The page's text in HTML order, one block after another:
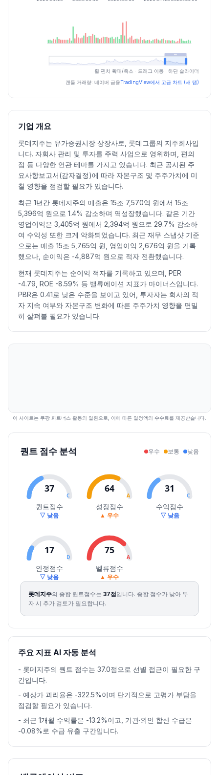
최근 구간 일별 OHLCV (스크린 리더용)
고가 저가 종가 등락률%거래량
2026.07.03
24100243002345023850-1.04169352
2026.07.06
239002450023650241001.05 105024
2026.07.07
24000
2026.07.09
23900240002255022950-4.37231824
2026.07.10
231502405023150234001.96
177062
2026.07.13
23400240502290023050-1.50 134930
2026.07.14
230002350022650230500.00
2026.07.15
23150 23750 2260022700 -1.52 230081
2026.07.16
226502315022550228000.44 151769
2026.07.20
2280022950 2205022250-2.41 147096
2026.07.21
22100225002175022200-0.22148829
2026.07.22
226002300022300223000.45 129024
2026.07.23
224002350022250233504.71
152090
2026.07.24
230002390023000234500.43 124286
2026.07.27
238002400023300234500.00 71991
2026.07.28
23050 234502240022650-3.41 113301
2026.07.29
2275023150 2125021650 -4.42 226709
휠·핀치 확대/축소 · 드래그 이동 · 하단 슬라이더
캔들·거래량: 네이버 금융TradingView에서 고급 차트 (새 탭)
기업 개요
롯데지주는 유가증권시장 상장사로, 롯데그룹의 지주회사입
니다. 자회사 관리 및 투자를 주력 사업으로 영위하며, 편의
점 등 다양한 연관 테마를 가지고 있습니다. 최근 공시된 주
요사항보고서(감자결정)에 따라 자본구조 및 주주가치에 미
칠 영향을 점검할 필요가 있습니다.
최근 1년간 롯데지주의 매출은 15조 7,570억 원에서 15조
5,396억 원으로 1.4% 감소하며 역성장했습니다. 같은 기간
영업이익은 3,405억 원에서 2,394억 원으로 29.7% 감소하
여 수익성 또한 크게 악화되었습니다. 최근 재무 스냅샷 기준
으로는 매출 15조 5,765억 원, 영업이익 2,676억 원을 기록
했으나, 순이익은 -4,887억 원으로 적자 전환했습니다.
현재 롯데지주는 순이익 적자를 기록하고 있으며, PER
-4.79, ROE -8.59% 등 밸류에이션 지표가 마이너스입니다.
PBR은 0.41로 낮은 수준을 보이고 있어, 투자자는 회사의 적
자 지속 여부와 자본구조 변화에 따른 주주가치 영향을 면밀
히 살펴볼 필요가 있습니다.
이 사이트는 쿠팡 파트너스 활동의 일환으로, 이에 따른 일정액의 수수료를 제공받습니다.
퀀트 점수 분석 우수 보통 낮음
37
C
퀀트점수
▽ 낮음
64
A
성장점수
▲ 우수
31
C
수익점수
▽ 낮음
17
D
안정점수
▽ 낮음
75
A
벨류점수
▲ 우수
롯데지주의 종합 퀀트점수는 37점입니다. 종합 점수가 낮아 투
자 시 추가 검토가 필요합니다.
주요 지표 AI 자동 분석
- 롯데지주의 퀀트 점수는 37.0점으로 선별 접근이 필요한 구
간입니다.
- 예상가 괴리율은 -322.5%이며 단기적으로 고평가 부담을
점검할 필요가 있습니다.
- 최근 1개월 수익률은 -13.2%이고, 기관·외인 합산 수급은
-0.08%로 수급 유출 구간입니다.